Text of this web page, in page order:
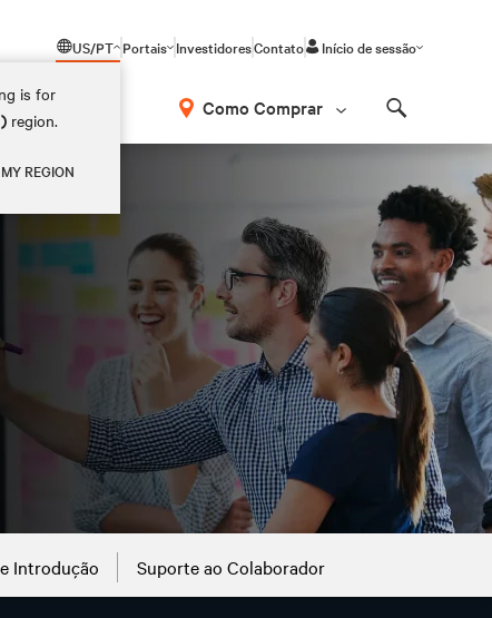
US/PT
is for
region.
REGION
Portais InvestidoresContato Início de sessão
Como Comprar
Introdução Suporte ao Colaborador